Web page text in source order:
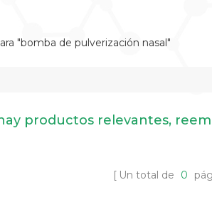
"bomba de pulverización nasal"
productos relevantes,
Un total de 0